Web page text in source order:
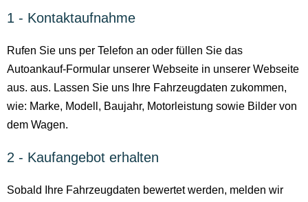
1 - Kontaktaufnahme
Rufen Sie uns per Telefon an oder füllen Sie das
Autoankauf-Formular unserer Webseite in unserer Webseite
aus. aus. Lassen Sie uns Ihre Fahrzeugdaten zukommen,
wie: Marke, Modell, Baujahr, Motorleistung sowie Bilder von
dem Wagen.
2 - Kaufangebot erhalten
Sobald Ihre Fahrzeugdaten bewertet werden, melden wir